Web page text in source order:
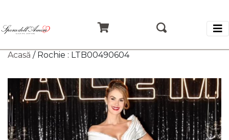
Acasă / Rochie : LTB00490604